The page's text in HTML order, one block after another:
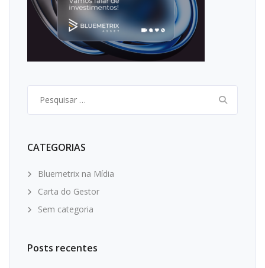
por:
CATEGORIAS
Bluemetrix na Mídia
Carta do Gestor
Sem categoria
Posts recentes